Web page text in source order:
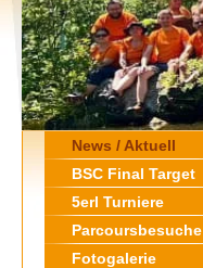
News / Aktuell
BSC Final Target
5erl Turniere
Parcoursbesuche
Fotogalerie